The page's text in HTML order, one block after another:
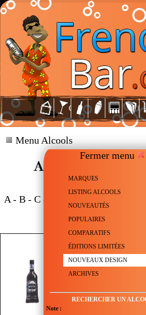
Fermer menu
MARQUES
LISTING ALCOOLS
NOUVEAUTÉS
POPULAIRES
COMPARATIFS
ÉDITIONS LIMITÉES
NOUVEAUX DESIGN
ARCHIVES
RECHERCHER UN
Note :
Menu Alcools
A - B - C - -
- R-S-
ERISTOFF
Genre :Vodka aromatisée aux Baies
Degré :20°
Nombre de vues du mois : 1